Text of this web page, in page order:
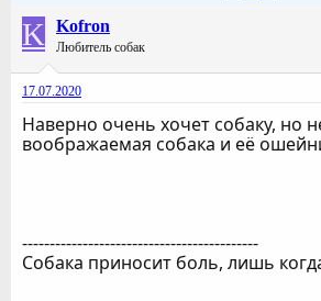
K Kofron
Любитель собак
17.07.2020
Наверно очень хочет собаку, но
воображаемая собака и её
-------------------------------------------
Собака приносит боль, лишь